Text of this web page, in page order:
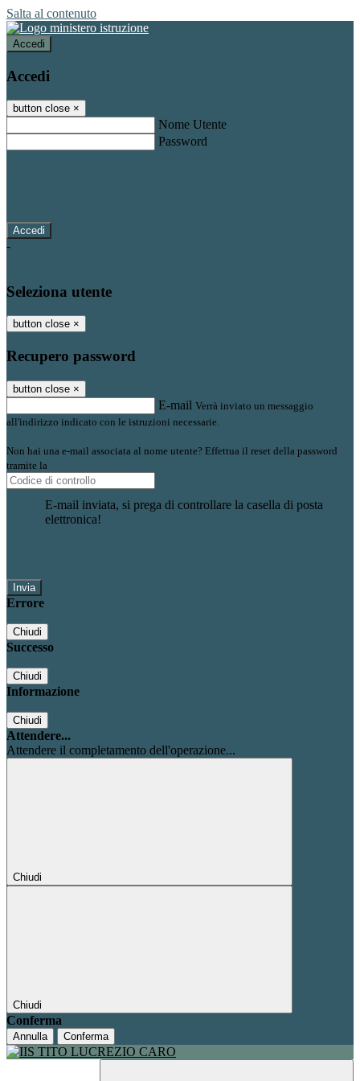
Salta al contenuto
Accedi
Accedi
button close ×
Nome Utente
Password
-
Seleziona utente
button close ×
Recupero password
button close ×
E-mail Verrà inviato un messaggio
all'indirizzo indicato con le istruzioni necessarie.
Non hai una e-mail associata al nome utente? Effettua il reset della password
tramite la
E-mail inviata, si prega di controllare la casella di posta
elettronica!
Errore
Chiudi
Successo
Chiudi
Informazione
Chiudi
Attendere...
Attendere il completamento dell'operazione...
Chiudi
Chiudi
Conferma
Annulla Conferma